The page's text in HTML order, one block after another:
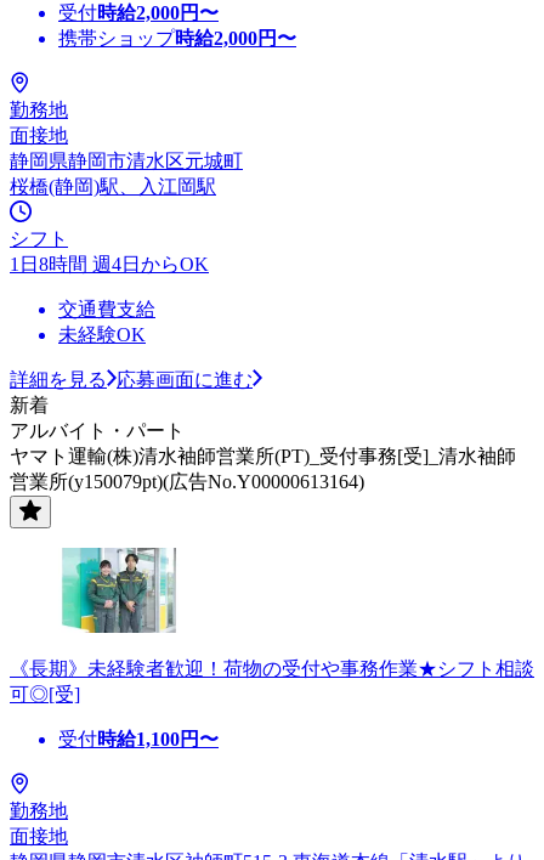
受付時給2,000円〜
携帯ショップ時給2,000円〜
勤務地
面接地
静岡県静岡市清水区元城町
桜橋(静岡)駅、入江岡駅
シフト
1日8時間 週4日からOK
交通費支給
未経験OK
詳細を見る
応募画面に進む
新着
アルバイト・パート
ヤマト運輸(株)清水袖師営業所(PT)_受付事務[受]_清水袖師
営業所(y150079pt)(広告No.Y00000613164)
《長期》未経験者歓迎！荷物の受付や事務作業★シフト相談
可◎[受]
受付時給1,100円〜
勤務地
面接地